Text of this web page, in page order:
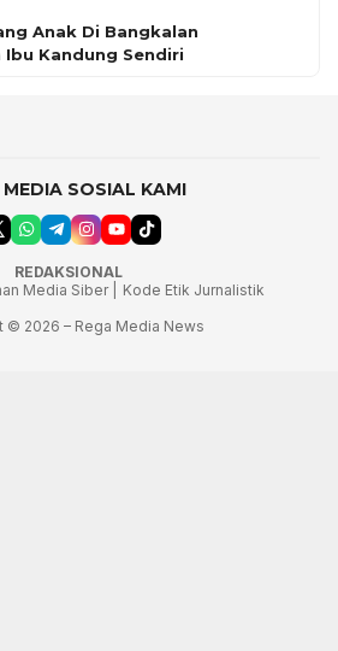
Anak Di Bangkalan
Ibu Kandung Sendiri
MEDIA SOSIAL KAMI
REDAKSIONAL
Media Siber |
Kode Etik Jurnalistik
© 2026 – Rega Media News